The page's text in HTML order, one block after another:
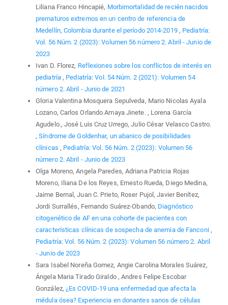
Liliana Franco Hincapié, Morbimortalidad de recién nacidos
prematuros extremos en un centro de referencia de
Medellín, Colombia durante el período 2014-2019 , Pediatría:
Vol. 56 Núm. 2 (2023): Volumen 56 número 2. Abril - Junio de
2023
Ivan D. Florez, Reflexiones sobre los conflictos de interés en
pediatría , Pediatría: Vol. 54 Núm. 2 (2021): Volumen 54
número 2. Abril - Junio de 2021
Gloria Valentina Mosquera Sepulveda, Mario Nicolas Ayala
Lozano, Carlos Orlando Amaya Jinete. , Lorena García
Agudelo., José Luis Cruz Urrego, Julio César Velasco Castro.
,Síndrome de Goldenhar, un abanico de posibilidades
clínicas , Pediatría: Vol. 56 Núm. 2 (2023): Volumen 56
número 2. Abril - Junio de 2023
Olga Moreno, Angela Paredes, Adriana Patricia Rojas
Moreno, Iliana De los Reyes, Ernesto Rueda, Diego Medina,
Jaime Bernal, Juan C. Prieto, Roser Pujol, Javier Benítez,
Jordi Surrallés, Fernando Suárez-Obando, Diagnóstico
citogenético de AF en una cohorte de pacientes con
características clínicas de sospecha de anemia de Fanconi ,
Pediatría: Vol. 56 Núm. 2 (2023): Volumen 56 número 2. Abril
- Junio de 2023
Sara Isabel Noreña Gomez, Angie Carolina Morales Suárez,
Ángela Maria Tirado Giraldo , Andres Felipe Escobar
González, ¿Es COVID-19 una enfermedad que afecta la
médula ósea? Experiencia en donantes sanos de células